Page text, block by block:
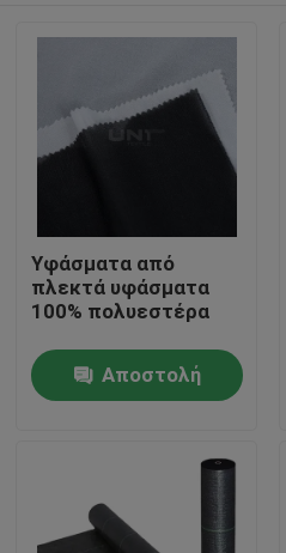
Σπίτι
Σχετικά με εμάς
Υφάσματα από
πλεκτά υφάσματα
100% πολυεστέρα
Αποστολή